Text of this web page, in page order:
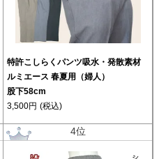
特許こしらくパンツ吸水・発散素材
ルミエース 春夏用（婦人）
股下58cm
3,500円 (税込)
4位